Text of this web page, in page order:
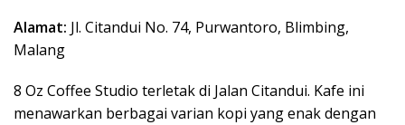
Alamat: Jl. Citandui No. 74, Purwantoro, Blimbing,
Malang
8 Oz Coffee Studio terletak di Jalan Citandui. Kafe ini
menawarkan berbagai varian kopi yang enak dengan